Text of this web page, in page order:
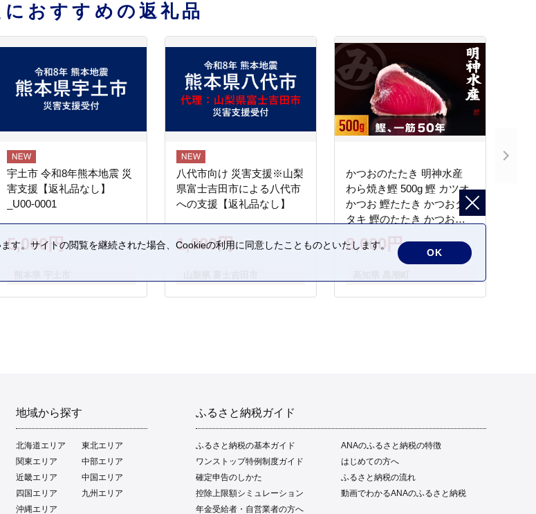
おすすめの返礼品
宇土市 令和8年熊本地震 災
害支援【返礼品なし】
_U00-0001
5,000円
八代市向け 災害支援※山梨
県富士吉田市による八代市
への支援【返礼品なし】
1,000円
かつおのたたき 明神水産
わら焼き鰹 500g 鰹 カツオ
かつお 鰹たたき かつおタ
タキ 鰹のたたき かつおの
タタキ 藁焼き わら焼き 魚
さかな 海鮮 刺身 お刺身 冷
凍 ご家庭用 グルメ 特産品
ご当地 本場 高知 黒潮町 ギ
フト 贈答品 人気 返礼品 ふ
8,000円
地域から探す
北海道エリア
東北エリア
関東エリア
中部エリア
近畿エリア
中国エリア
四国エリア
九州エリア
沖縄エリア
ふるさと納税ガイド
ふるさと納税の基本ガイド
ANAのふるさと納税の特徴
ワンストップ特例制度ガイド
はじめての方へ
確定申告のしかた
ふるさと納税の流れ
控除上限額シミュレーション
動画でわかるANAのふるさと納税
年金受給者・自営業者の方へ
。サイトの閲覧を継続された場合、Cookieの利用に同意したことものといたします。
OK